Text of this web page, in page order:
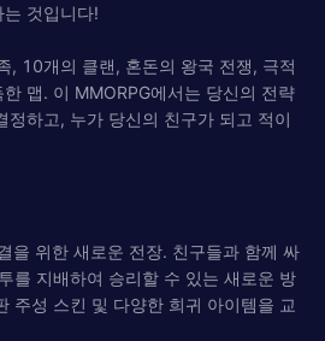
것입니다!
, 10개의 클랜, 혼돈의 왕국 전쟁, 극적
맵. 이 MMORPG에서는 당신의 전략
정하고, 누가 당신의 친구가 되고 적이
을 위한 새로운 전장. 친구들과 함께 싸
를 지배하여 승리할 수 있는 새로운 방
주성 스킨 및 다양한 희귀 아이템을 교